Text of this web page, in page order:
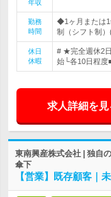
年収
勤務
時間
◆1ヶ月または1
制（シフト制
休日
休暇
# ★完全週休2
始└各10日程度
求人詳細を見
東南興産株式会社 | 独自
傘下
【営業】既存顧客｜